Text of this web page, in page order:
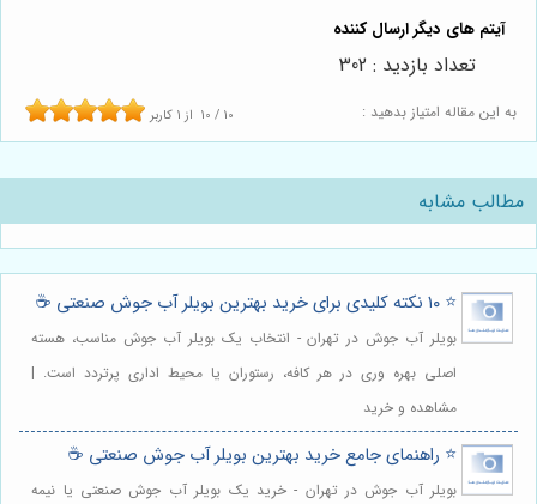
به این مقاله امتیاز بدهید : 10 / 10 از1 کاربر
تعداد بازدید : 302
مطالب مشابه
⭐️ ۱۰ نکته کلیدی برای خرید بهترین بویلر آب جوش صنعتی ☕
بویلر آب جوش در تهران - انتخاب یک بویلر آب جوش مناسب، هسته
اصلی بهره وری در هر کافه، رستوران یا محیط اداری پرتردد است. |
مشاهده و خرید
⭐️ راهنمای جامع خرید بهترین بویلر آب جوش صنعتی ☕️
بویلر آب جوش در تهران - خرید یک بویلر آب جوش صنعتی یا نیمه